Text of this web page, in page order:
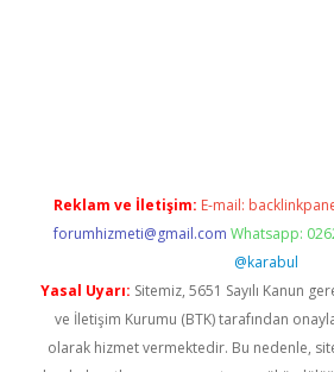
Reklam ve İletişim: E-mail:
forumhizmeti@gmail.com Whatsapp:
@karabul
Yasal Uyarı: Sitemiz, 5651 Sayılı Kanun
ve İletişim Kurumu (BTK) tarafından
olarak hizmet vermektedir. Bu nedenle,